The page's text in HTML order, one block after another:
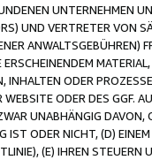
UNTERNEHMEN
UND VERTRETER VON
INHALTEN ODER
ODER DES GGF.
UNABHÄNGIG
IST ODER NICHT, (D)
(E) IHREN